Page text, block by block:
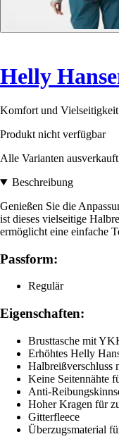
Helly
Komfort und Vielseitigkeit
Produkt nicht verfügbar
Alle Varianten ausverkauft
Beschreibung
Genießen Sie die
ist dieses vielseitige
ermöglicht eine einfache
Passform:
Regulär
Eigenschaften:
Brusttasche mit
Erhöhtes Helly
Halbreißverschluss
Keine Seitennähte
Anti-
Hoher Kragen für
Gitterfleece
Überzugsmaterial